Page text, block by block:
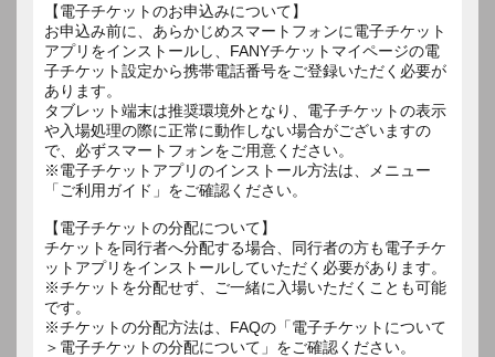
【電子チケットのお申込みについて】
お申込み前に、あらかじめスマートフォンに電子チケット
アプリをインストールし、FANYチケットマイページの電
子チケット設定から携帯電話番号をご登録いただく必要が
あります。
タブレット端末は推奨環境外となり、電子チケットの表示
や入場処理の際に正常に動作しない場合がございますの
で、必ずスマートフォンをご用意ください。
※電子チケットアプリのインストール方法は、メニュー
「ご利用ガイド」をご確認ください。
【電子チケットの分配について】
チケットを同行者へ分配する場合、同行者の方も電子チケ
ットアプリをインストールしていただく必要があります。
※チケットを分配せず、ご一緒に入場いただくことも可能
です。
※チケットの分配方法は、FAQの「電子チケットについて
＞電子チケットの分配について」をご確認ください。